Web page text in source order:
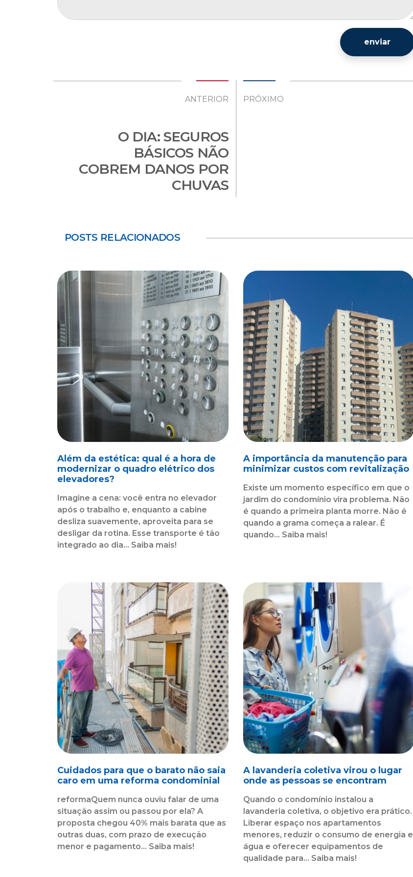
enviar
ANTERIOR
O DIA: SEGUROS
BÁSICOS NÃO
COBREM DANOS POR
CHUVAS
PRÓXIMO
POSTS RELACIONADOS
Além da estética: qual é a hora de
modernizar o quadro elétrico dos
elevadores?
Imagine a cena: você entra no elevador
após o trabalho e, enquanto a cabine
desliza suavemente, aproveita para se
desligar da rotina. Esse transporte é tão
integrado ao dia... Saiba mais!
A importância da manutenção para
minimizar custos com revitalização
Existe um momento específico em que o
jardim do condomínio vira problema. Não
é quando a primeira planta morre. Não é
quando a grama começa a ralear. É
quando... Saiba mais!
Cuidados para que o barato não saia
caro em uma reforma condominial
reformaQuem nunca ouviu falar de uma
situação assim ou passou por ela? A
proposta chegou 40% mais barata que as
outras duas, com prazo de execução
menor e pagamento... Saiba mais!
A lavanderia coletiva virou o lugar
onde as pessoas se encontram
Quando o condomínio instalou a
lavanderia coletiva, o objetivo era prático.
Liberar espaço nos apartamentos
menores, reduzir o consumo de energia e
água e oferecer equipamentos de
qualidade para... Saiba mais!